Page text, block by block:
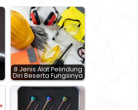
8 Jenis Alat Pelindung
Diri Beserta Fungsinya